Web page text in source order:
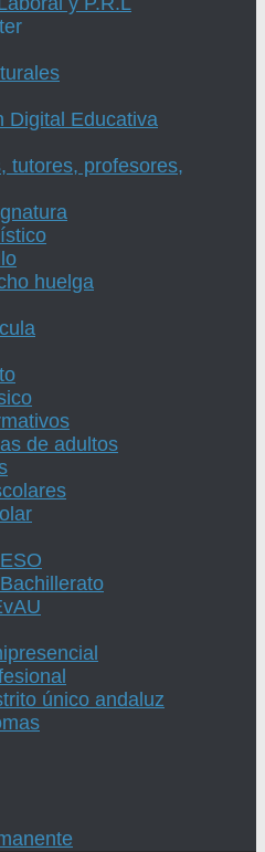
Digital Educativa
tutores, profesores,
huelga
de adultos
único andaluz